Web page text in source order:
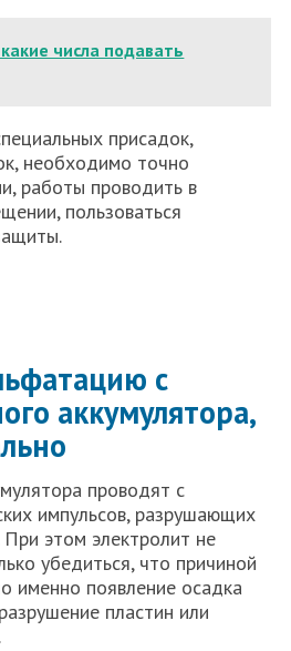
числа подавать
присадок,
необходимо точно
работы проводить в
пользоваться
с
аккумулятора,
проводят с
импульсов, разрушающих
При этом электролит не
убедиться, что причиной
именно появление осадка
пластин или